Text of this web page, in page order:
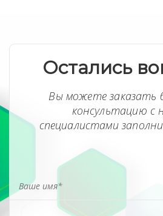
Остались
Вы можете заказать
консультацию с
специалистами